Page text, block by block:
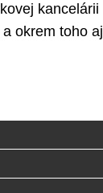
kancelárii
okrem toho aj